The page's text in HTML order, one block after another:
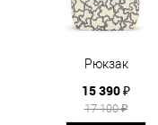
Рюкзак
15 390 ₽
17 100 ₽